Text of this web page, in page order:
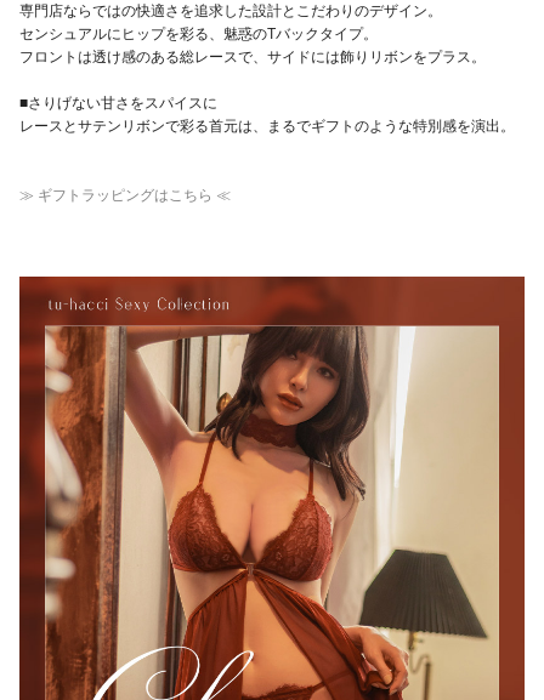
専門店ならではの快適さを追求した設計とこだわりのデザイン。
センシュアルにヒップを彩る、魅惑のTバックタイプ。
フロントは透け感のある総レースで、サイドには飾りリボンをプラス。
■さりげない甘さをスパイスに
レースとサテンリボンで彩る首元は、まるでギフトのような特別感を演出。
≫ ギフトラッピングはこちら ≪